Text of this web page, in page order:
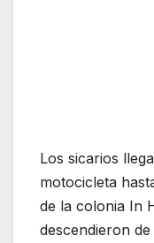
Los sicarios
motocicleta
de la colonia In
descendieron